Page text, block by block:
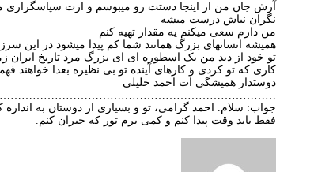
آرش جان من از اینجا دستت رو میبوسم و ازت سپاسگزاری
نگران نباش درست میشه
من دارم سعی میکنم یه مقدار تهیه کنم
همیشه انسانهای بزرگ همانند شما کم پیدا میشود در این
تو خود از دید من یک اسطوره ای ای بزرگ مرد تاریخ ایران
کاری که تو کردی و کارهای آینده تو بی نظیره بعدا خواهند
دوستدار همیشگی ات احمد خلیلی
جواب: سلام. احمد گرامی، تو و بسیاری از دوستان به
فقط باید وقت پیدا کنم و کمی برم تور که جبران کنم.